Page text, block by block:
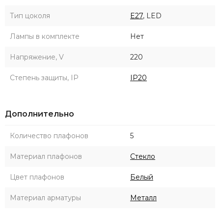
Тип цоколя E27, LED
Лампы в комплекте Нет
Напряжение, V 220
Степень защиты, IP IP20
Дополнительно
Количество плафонов 5
Материал плафонов Стекло
Цвет плафонов Белый
Материал арматуры Металл